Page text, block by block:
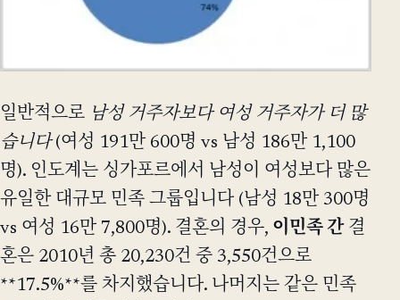
일반적으로 남성 거주자보다 여성 거주자가 더 많
습니다(여성 191만 600명 vs 남성 186만 1,100
명). 인도계는 싱가포르에서 남성이 여성보다 많은
유일한 대규모 민족 그룹입니다 (남성 18만 300명
vs 여성 16만 7,800명). 결혼의 경우, 이민족 간결
혼은 2010년 총 20,230건 중 3,550건으로
**17.5%**를 차지했습니다. 나머지는 같은 민족